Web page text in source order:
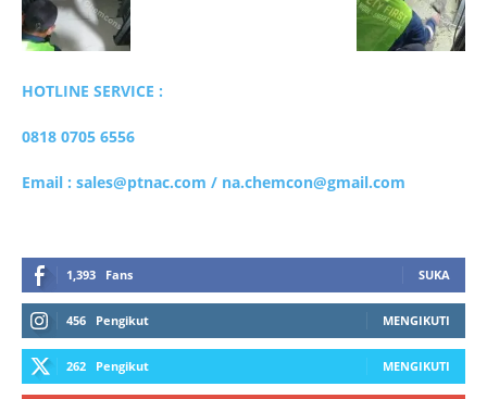
HOTLINE SERVICE :
0818 0705 6556
Email : sales@ptnac.com / na.chemcon@gmail.com
1,393 Fans SUKA
456 Pengikut MENGIKUTI
262 Pengikut MENGIKUTI